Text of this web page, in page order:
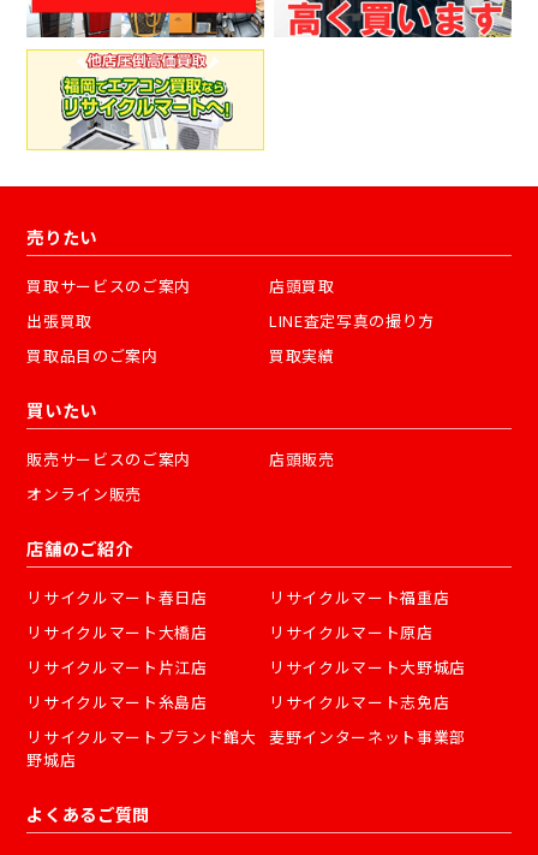
売りたい
買取サービスのご案内
店頭買取
出張買取
LINE査定写真の撮り方
買取品目のご案内
買取実績
買いたい
販売サービスのご案内
店頭販売
オンライン販売
店舗のご紹介
リサイクルマート春日店
リサイクルマート福重店
リサイクルマート大橋店
リサイクルマート原店
リサイクルマート片江店
リサイクルマート大野城店
リサイクルマート糸島店
リサイクルマート志免店
リサイクルマートブランド館大
野城店
麦野インターネット事業部
よくあるご質問